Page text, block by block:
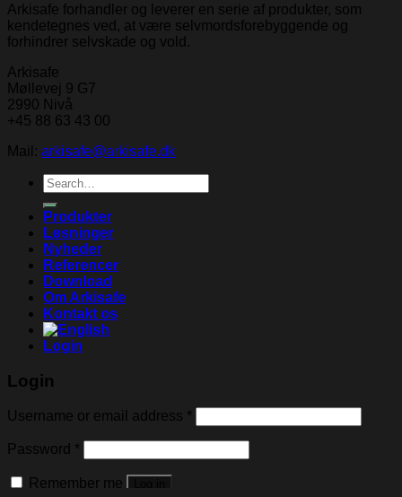
Arkisafe forhandler og leverer en serie af produkter, som
kendetegnes ved, at være selvmordsforebyggende og
forhindrer selvskade og vold.
Arkisafe
Møllevej 9 G7
2990 Nivå
+45 88 63 43 00
Mail: arkisafe@arkisafe.dk
Search
for:
Produkter
Løsninger
Nyheder
Referencer
Download
Om Arkisafe
Kontakt os
Login
Login
Username or email address *
Password *
Remember me